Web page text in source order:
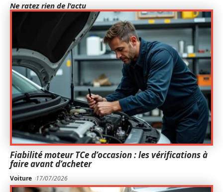
Ne ratez rien de l'actu
Fiabilité moteur TCe d’occasion : les vérifications à
faire avant d’acheter
Voiture 17/07/2026